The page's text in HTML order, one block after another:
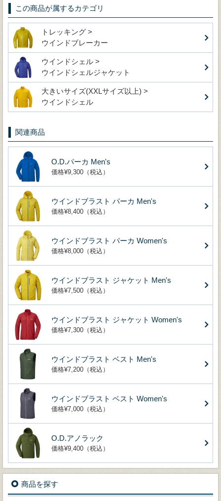
この商品が属するカテゴリ
トレッキング >
ウインドブレーカー
ウインドシェル >
ウインドシェルジャケット
大きいサイズ(XXLサイズ以上) >
ウインドシェル
関連商品
O.D.パーカ Men's
価格¥9,300（税込）
ウインドブラスト パーカ Men's
価格¥8,400（税込）
ウインドブラスト パーカ Women's
価格¥8,000（税込）
ウインドブラスト ジャケット Men's
価格¥7,500（税込）
ウインドブラスト ジャケット Women's
価格¥7,300（税込）
ウインドブラスト ベスト Men's
価格¥7,200（税込）
ウインドブラスト ベスト Women's
価格¥7,000（税込）
O.D.アノラック
価格¥9,400（税込）
商品を探す